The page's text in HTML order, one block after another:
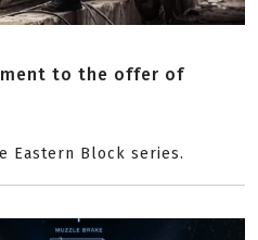
to the offer of
Eastern Block series.